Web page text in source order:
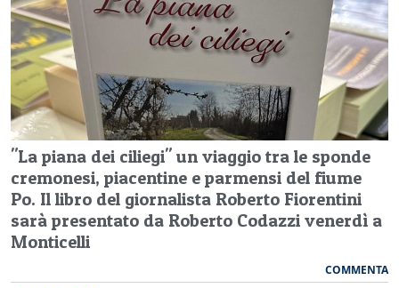
"La piana dei ciliegi" un viaggio tra le sponde
cremonesi, piacentine e parmensi del fiume
Po. Il libro del giornalista Roberto Fiorentini
sarà presentato da Roberto Codazzi venerdì a
Monticelli
COMMENTA